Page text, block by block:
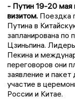
- Путин 19-20 мая
визитом. Поездка
Путина в
запланирована
Цзиньпина.
Пекина и
переговоров они
заявление и
участие в
России и Китае.